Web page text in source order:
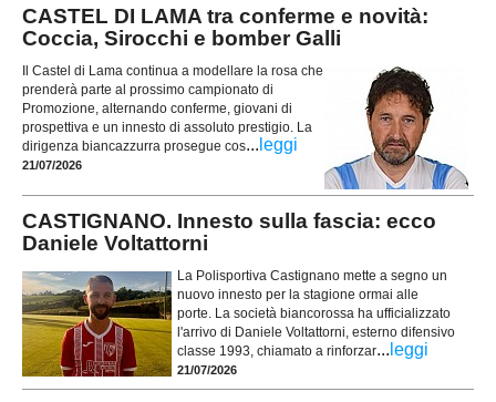
CASTEL DI LAMA tra conferme e novità:
Coccia, Sirocchi e bomber Galli
Il Castel di Lama continua a modellare la rosa che
prenderà parte al prossimo campionato di
Promozione, alternando conferme, giovani di
prospettiva e un innesto di assoluto prestigio. La
dirigenza biancazzurra prosegue cos... leggi
21/07/2026
CASTIGNANO. Innesto sulla fascia: ecco
Daniele Voltattorni
La Polisportiva Castignano mette a segno un
nuovo innesto per la stagione ormai alle
porte. La società biancorossa ha ufficializzato
l'arrivo di Daniele Voltattorni, esterno difensivo
classe 1993, chiamato a rinforzar... leggi
21/07/2026